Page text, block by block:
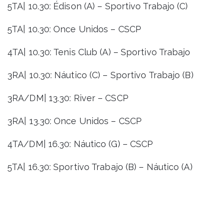
5TA| 10.30: Édison (A) – Sportivo Trabajo (C)
5TA| 10.30: Once Unidos – CSCP
4TA| 10.30: Tenis Club (A) – Sportivo Trabajo
3RA| 10.30: Náutico (C) – Sportivo Trabajo (B)
3RA/DM| 13.30: River – CSCP
3RA| 13.30: Once Unidos – CSCP
4TA/DM| 16.30: Náutico (G) – CSCP
5TA| 16.30: Sportivo Trabajo (B) – Náutico (A)